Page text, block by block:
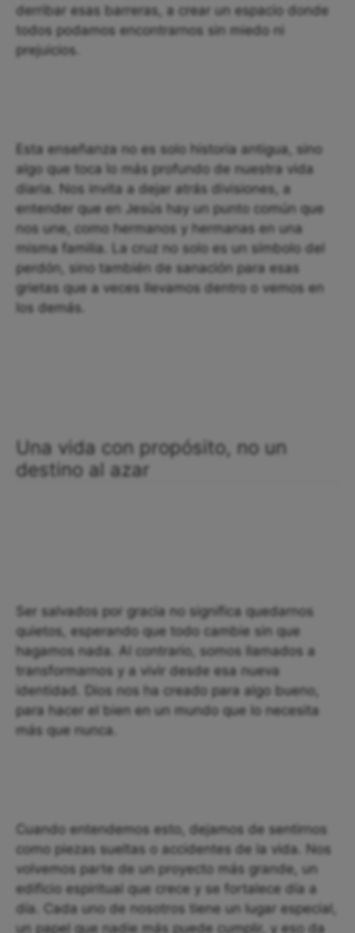
derribar esas barreras, a crear un espacio donde
todos podamos encontrarnos sin miedo ni
prejuicios.
Esta enseñanza no es solo historia antigua, sino
algo que toca lo más profundo de nuestra vida
diaria. Nos invita a dejar atrás divisiones, a
entender que en Jesús hay un punto común que
nos une, como hermanos y hermanas en una
misma familia. La cruz no solo es un símbolo del
perdón, sino también de sanación para esas
grietas que a veces llevamos dentro o vemos en
los demás.
Una vida con propósito, no un
destino al azar
Ser salvados por gracia no significa quedarnos
quietos, esperando que todo cambie sin que
hagamos nada. Al contrario, somos llamados a
transformarnos y a vivir desde esa nueva
identidad. Dios nos ha creado para algo bueno,
para hacer el bien en un mundo que lo necesita
más que nunca.
Cuando entendemos esto, dejamos de sentirnos
como piezas sueltas o accidentes de la vida. Nos
volvemos parte de un proyecto más grande, un
edificio espiritual que crece y se fortalece día a
día. Cada uno de nosotros tiene un lugar especial,
un papel que nadie más puede cumplir, y eso da